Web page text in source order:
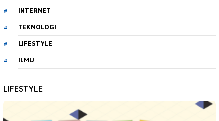
INTERNET
TEKNOLOGI
LIFESTYLE
ILMU
LIFESTYLE